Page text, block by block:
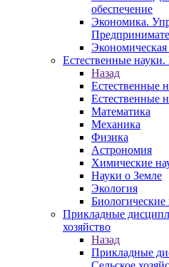
обеспечение
Экономика.
Экономическая
Естественные
Назад
Естественные
Естественные
Математика
Механика
Физика
Астрономия
Химические
Науки о Земле
Экология
Биологические
Прикладные
хозяйство
Назад
Прикладные